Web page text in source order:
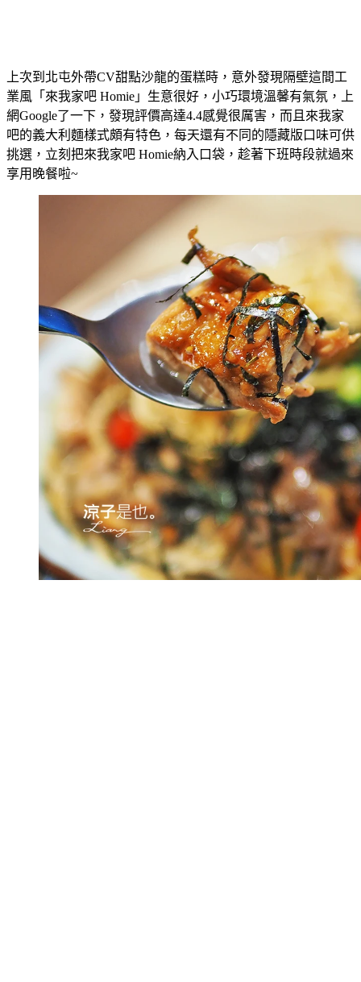
上次到北屯外帶CV甜點沙龍的蛋糕時，意外發現隔壁這間工
業風「來我家吧 Homie」生意很好，小巧環境溫馨有氣氛，上
網Google了一下，發現評價高達4.4感覺很厲害，而且來我家
吧的義大利麵樣式頗有特色，每天還有不同的隱藏版口味可供
挑選，立刻把來我家吧 Homie納入口袋，趁著下班時段就過來
享用晚餐啦~